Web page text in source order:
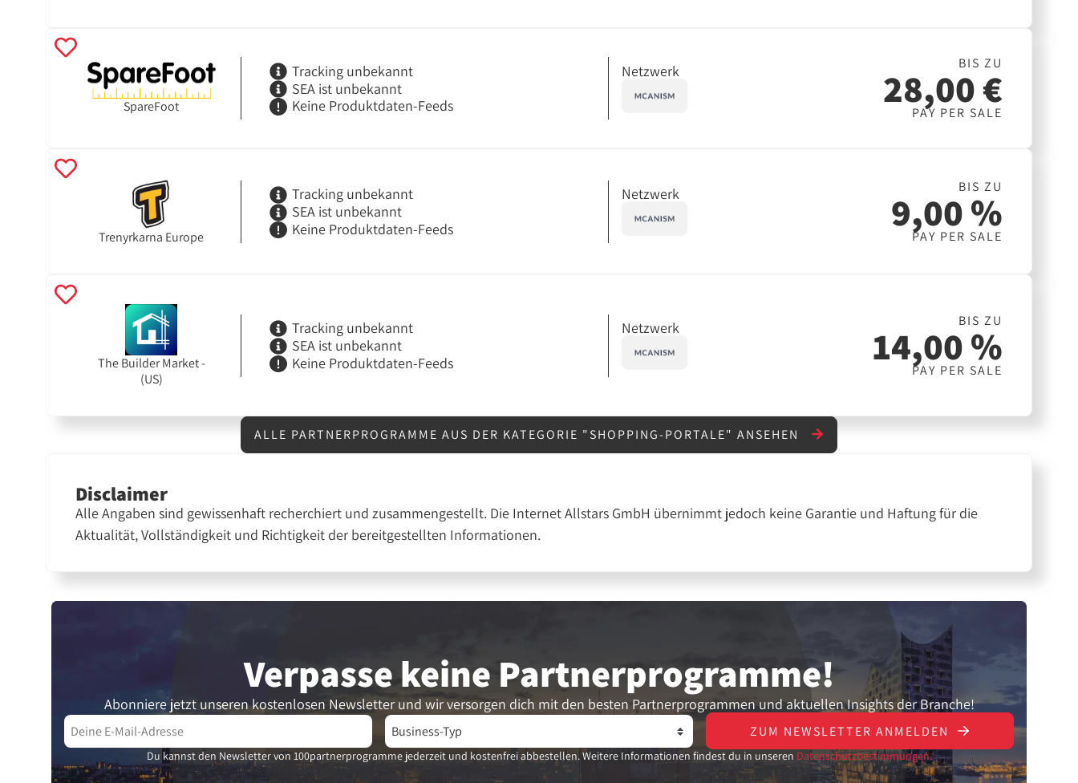
SpareFoot
Tracking unbekannt
SEA ist unbekannt
Keine Produktdaten-Feeds
Netzwerk BIS ZU
28,00 €
PAY PER SALE
Trenyrkarna Europe
Tracking unbekannt
SEA ist unbekannt
Keine Produktdaten-Feeds
Netzwerk BIS ZU
9,00 %
PAY PER SALE
The Builder Market -
(US)
Tracking unbekannt
SEA ist unbekannt
Keine Produktdaten-Feeds
Netzwerk BIS ZU
14,00 %
PAY PER SALE
ALLE PARTNERPROGRAMME AUS DER KATEGORIE "SHOPPING-PORTALE" ANSEHEN
Disclaimer
Alle Angaben sind gewissenhaft recherchiert und zusammengestellt. Die Internet Allstars GmbH übernimmt jedoch keine Garantie und Haftung für die
Aktualität, Vollständigkeit und Richtigkeit der bereitgestellten Informationen.
Verpasse keine Partner­programme!
Abonniere jetzt unseren kostenlosen Newsletter und wir versorgen dich mit den besten Partnerprogrammen und aktuellen Insights der Branche!
ZUM NEWSLETTER ANMELDEN
Du kannst den Newsletter von 100partnerprogramme jederzeit und kostenfrei abbestellen. Weitere Informationen findest du in unseren Datenschutzbestimmungen.